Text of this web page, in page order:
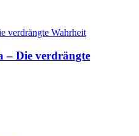
– Die verdrängte